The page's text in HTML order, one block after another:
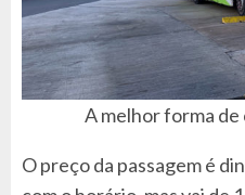
A melhor forma de
O preço da passagem é